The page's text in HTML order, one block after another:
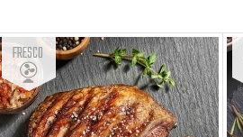
Fresco